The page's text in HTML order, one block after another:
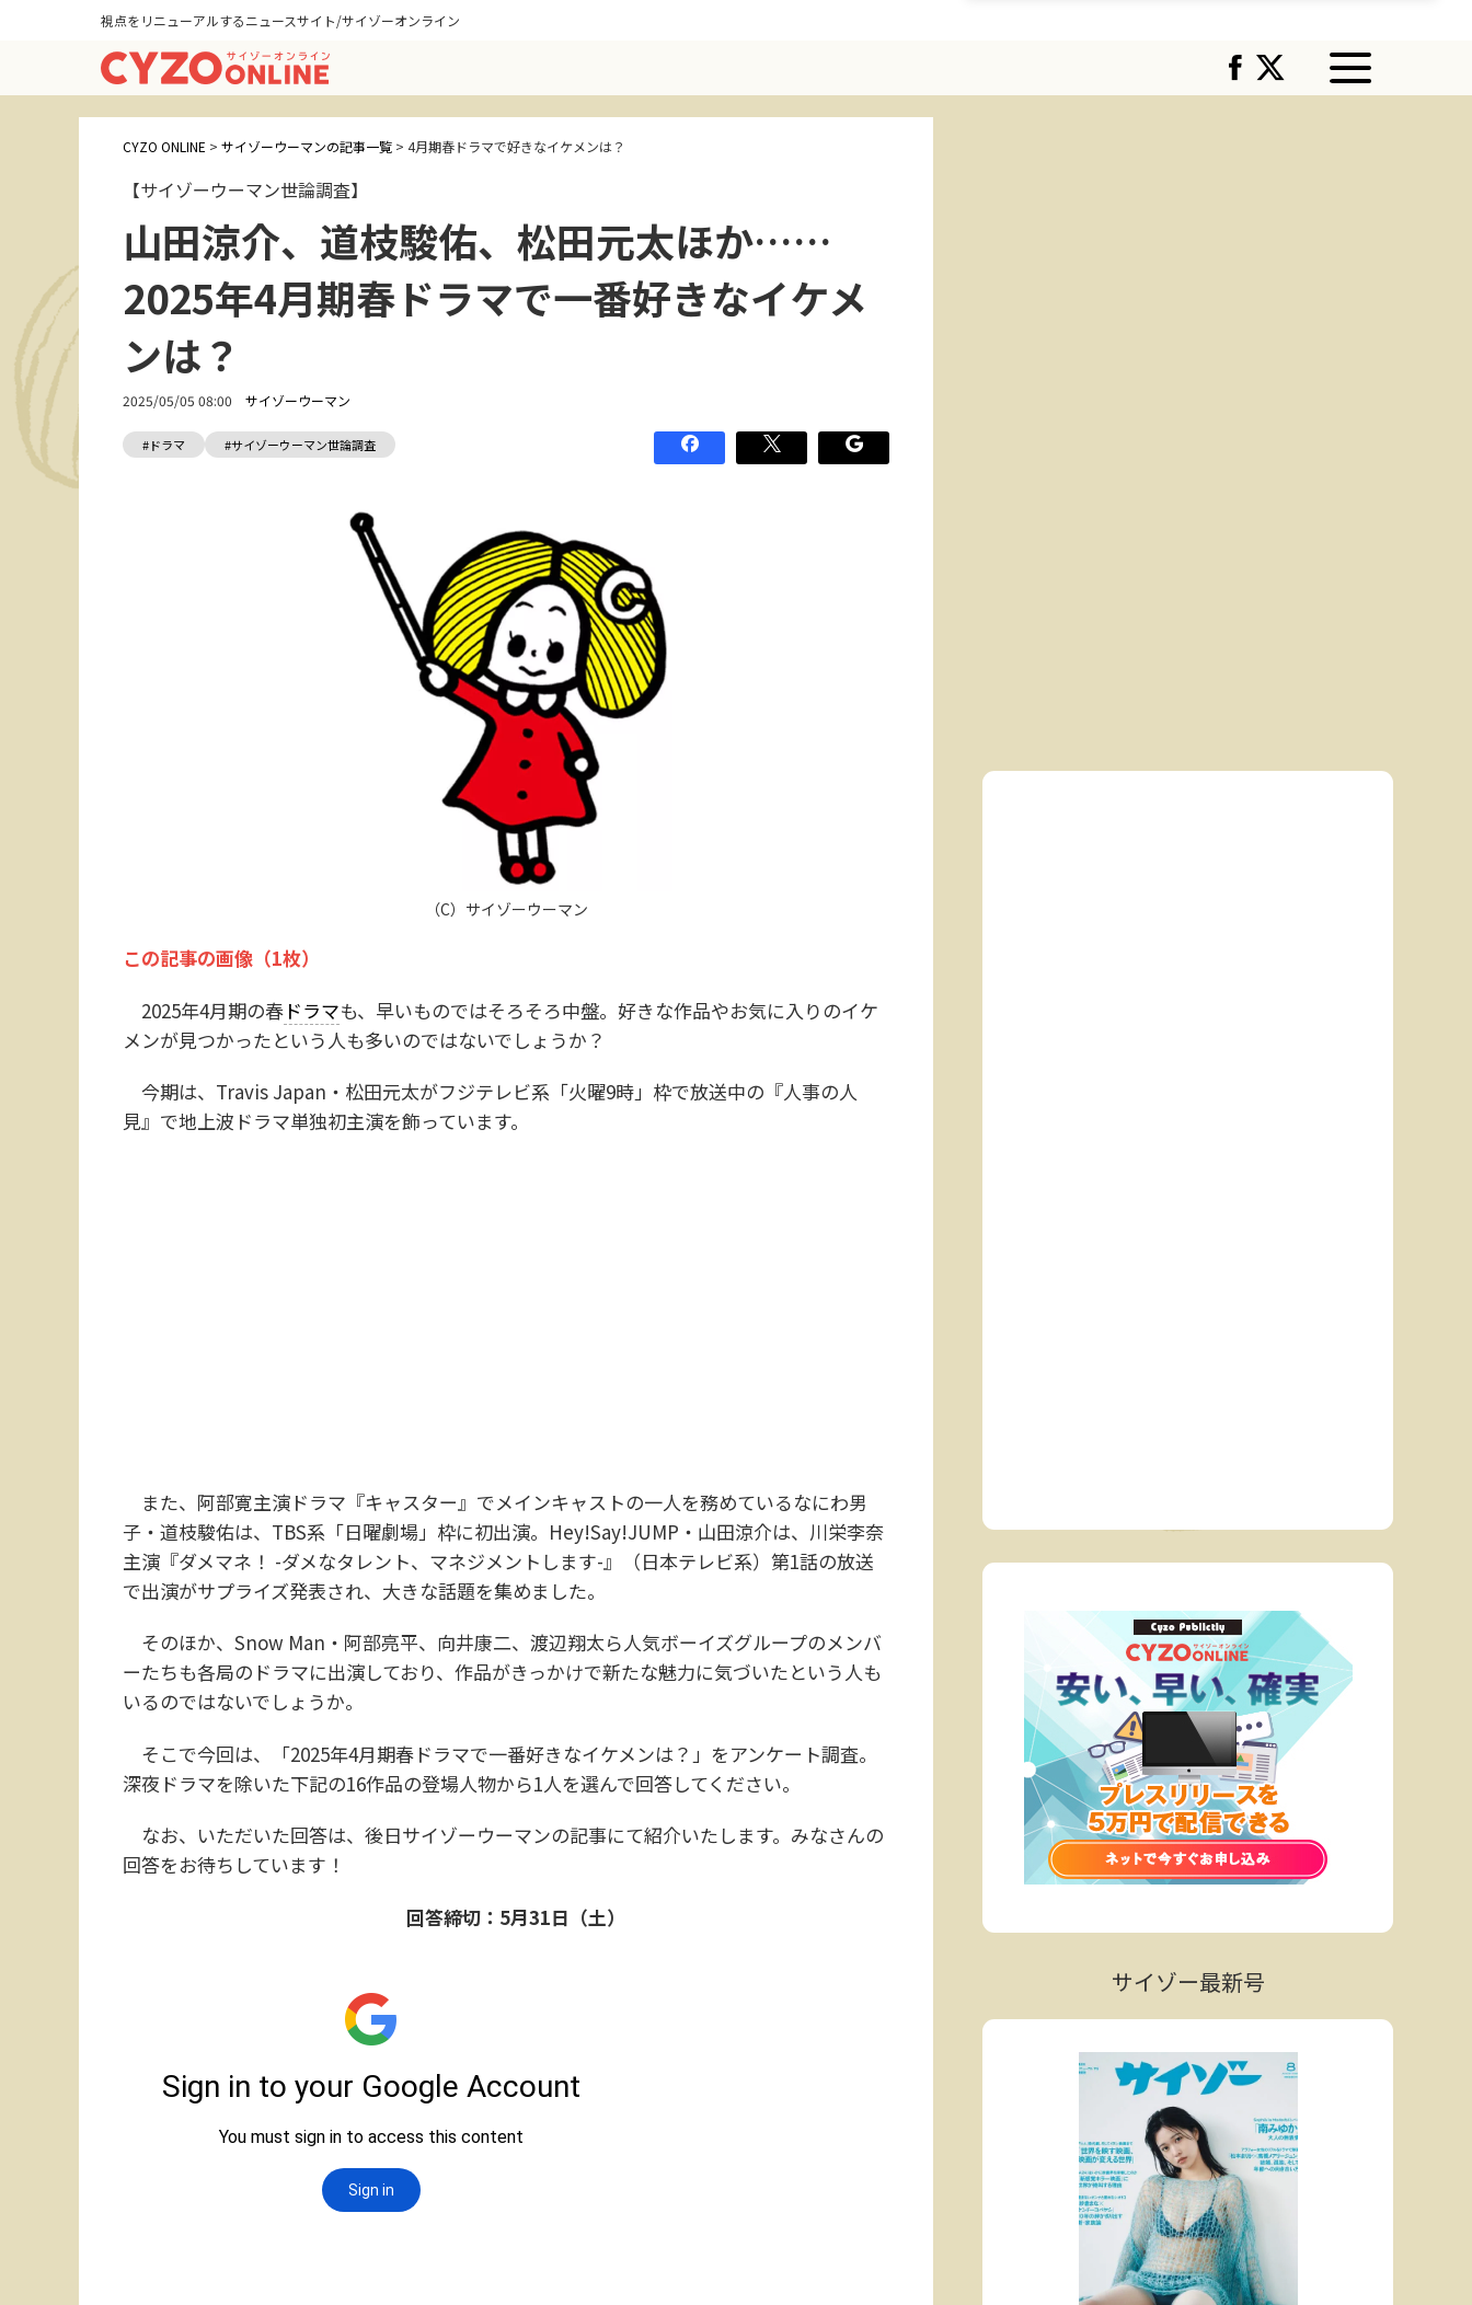
視点をリニューアルするニュースサイト/サイゾーオンライン
CYZO ONLINE > サイゾーウーマンの記事一覧 > 4月期春ドラマで好きなイケメンは？
【サイゾーウーマン世論調査】
山田涼介、道枝駿佑、松田元太ほか……
2025年4月期春ドラマで一番好きなイケメ
ンは？
2025/05/05 08:00 サイゾーウーマン
#ドラマ #サイゾーウーマン世論調査
（C）サイゾーウーマン
この記事の画像（1枚）
2025年4月期の春 ドラマも、早いものではそろそろ中盤。好きな作品やお気に入りのイケ
メンが見つかったという人も多いのではないでしょうか？
今期は、Travis Japan・松田元太がフジテレビ系「火曜9時」枠で放送中の『人事の人
見』で地上波ドラマ単独初主演を飾っています。
また、阿部寛主演ドラマ『キャスター』でメインキャストの一人を務めているなにわ男
子・道枝駿佑は、TBS系「日曜劇場」枠に初出演。Hey!Say!JUMP・山田涼介は、川栄李奈
主演『ダメマネ！ -ダメなタレント、マネジメントします-』（日本テレビ系）第1話の放送
で出演がサプライズ発表され、大きな話題を集めました。
そのほか、Snow Man・阿部亮平、向井康二、渡辺翔太ら人気ボーイズグループのメンバ
ーたちも各局のドラマに出演しており、作品がきっかけで新たな魅力に気づいたという人も
いるのではないでしょうか。
そこで今回は、「2025年4月期春ドラマで一番好きなイケメンは？」をアンケート調査。
深夜ドラマを除いた下記の16作品の登場人物から1人を選んで回答してください。
なお、いただいた回答は、後日サイゾーウーマンの記事にて紹介いたします。みなさんの
回答をお待ちしています！
回答締切：5月31日（土）
サイゾー最新号